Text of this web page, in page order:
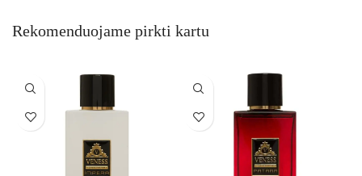
Rekomenduojame pirkti kartu